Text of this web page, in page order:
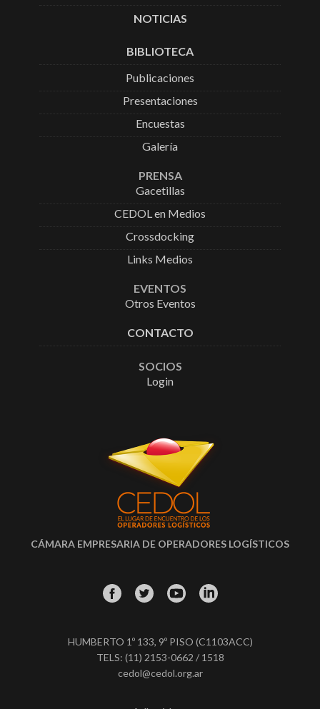
NOTICIAS
BIBLIOTECA
Publicaciones
Presentaciones
Encuestas
Galería
PRENSA
Gacetillas
CEDOL en Medios
Crossdocking
Links Medios
EVENTOS
Otros Eventos
CONTACTO
SOCIOS
Login
CÁMARA EMPRESARIA DE OPERADORES LOGÍSTICOS
HUMBERTO 1º 133, 9º PISO (C1103ACC)
TELS: (11) 2153-0662 / 1518
cedol@cedol.org.ar